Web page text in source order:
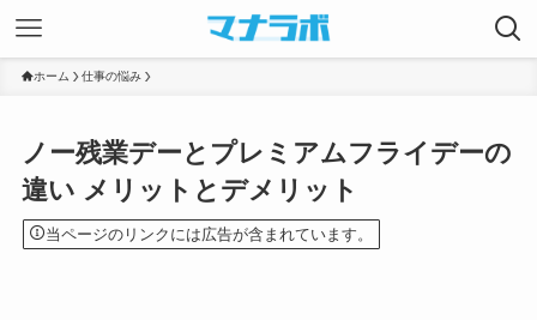
ホーム 仕事の悩み
ノー残業デーとプレミアムフライデーの
違い メリットとデメリット
当ページのリンクには広告が含まれています。